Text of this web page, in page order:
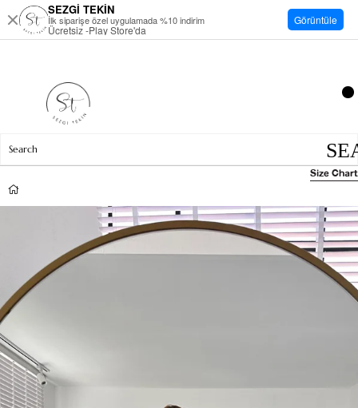
Size Chart
SEZGİ TEKİN
İlk siparişe özel uygulamada %10 indirim
Ücretsiz -Play Store'da
Görüntüle